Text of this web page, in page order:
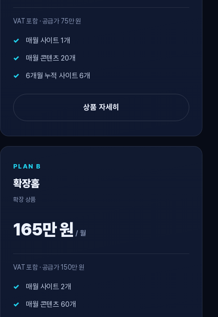
VAT 포함 · 공급가 75만 원
매월 사이트 1개
매월 콘텐츠 20개
6개월 누적 사이트 6개
상품 자세히
PLAN B
확장홈
확장 상품
165만 원 / 월
VAT 포함 · 공급가 150만 원
매월 사이트 2개
매월 콘텐츠 60개